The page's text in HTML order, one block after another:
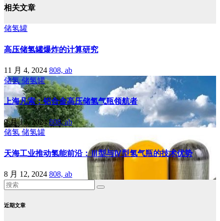
相关文章
储氢罐
高压储氢罐爆炸的计算研究
11 月 4, 2024 808, ab
储氢 储氢罐
上海凡索：铝合金高压储氢气瓶领航者
9 月 12, 2024808, ab
储氢 储氢罐
天海工业推动氢能前沿：Ⅲ型与Ⅳ型氢气瓶的技术优势
8 月 12, 2024 808, ab
近期文章